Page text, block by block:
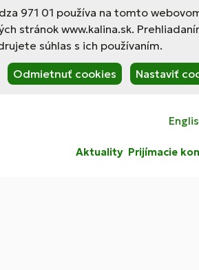
971 01 používa na tomto
stránok www.kalina.sk.
súhlas s ich používaním.
Odmietnuť cookies Nastaviť
Aktuality Prijímacie